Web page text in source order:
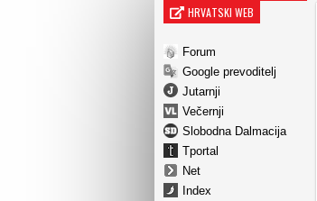
HRVATSKI WEB
Forum
Google prevoditelj
Jutarnji
Večernji
Slobodna Dalmacija
Tportal
Net
Index